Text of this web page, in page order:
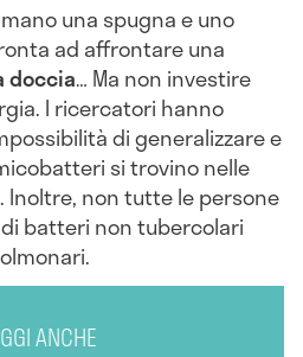
una spugna e uno
ad affrontare una
doccia… Ma non investire
I ricercatori hanno
di generalizzare e
si trovino nelle
Inoltre, non tutte le persone
batteri non tubercolari
ANCHE